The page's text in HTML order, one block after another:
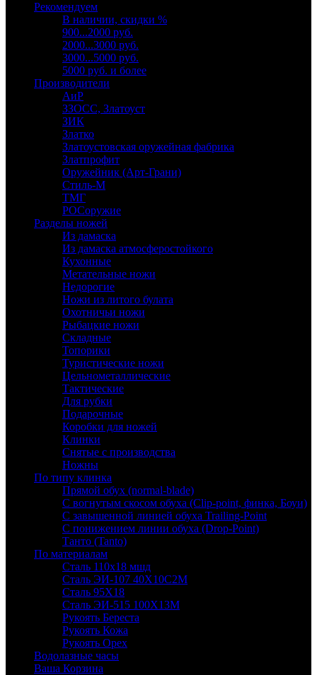
Рекомендуем
В наличии, скидки %
900...2000 руб.
2000...3000 руб.
3000...5000 руб.
5000 руб. и более
Производители
АиР
ЗЗОСС, Златоуст
ЗИК
Златко
Златоустовская оружейная фабрика
Златпрофит
Оружейник (Арт-Грани)
Стиль-М
ТМГ
РОСоружие
Разделы ножей
Из дамаска
Из дамаска атмосферостойкого
Кухонные
Метательные ножи
Недорогие
Ножи из литого булата
Охотничьи ножи
Рыбацкие ножи
Складные
Топорики
Туристические ножи
Цельнометаллические
Тактические
Для рубки
Подарочные
Коробки для ножей
Клинки
Снятые с производства
Ножны
По типу клинка
Прямой обух (normal-blade)
С вогнутым скосом обуха (Clip-point, финка, Боуи)
С завышенной линией обуха Trailing-Point
С понижением линии обуха (Drop-Point)
Танто (Tanto)
По материалам
Сталь 110х18 мшд
Сталь ЭИ-107 40Х10С2М
Сталь 95Х18
Сталь ЭИ-515 100Х13М
Рукоять Береста
Рукоять Кожа
Рукоять Орех
Водолазные часы
Ваша Корзина